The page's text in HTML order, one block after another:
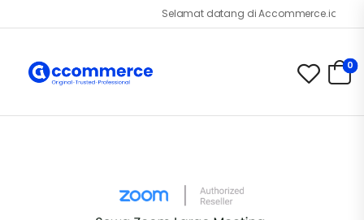
Selamat datang di Accommerce.id!
0